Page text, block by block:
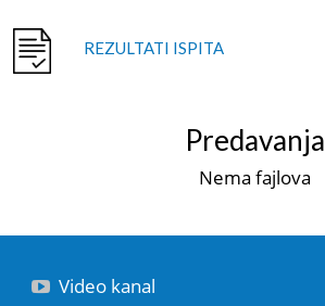
REZULTATI ISPITA
Predavanja
Nema fajlova
Video kanal